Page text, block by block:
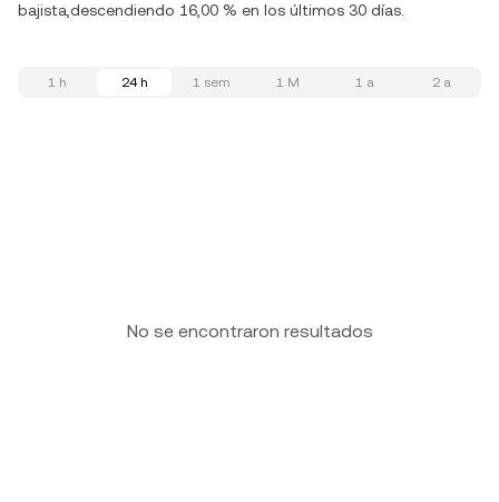
bajista,descendiendo 16,00 % en los últimos 30 días.
1 h 24 h 1 sem 1 M 1 a 2 a
No se encontraron resultados